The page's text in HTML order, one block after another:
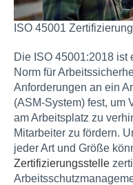
ISO 45001 Zertifizierung
Die ISO 45001:2018 ist
Norm für
Anforderungen an ein
(ASM-System) fest, um
am Arbeitsplatz zu
Mitarbeiter zu fördern.
jeder Art und Größe
Zertifizierungsstelle